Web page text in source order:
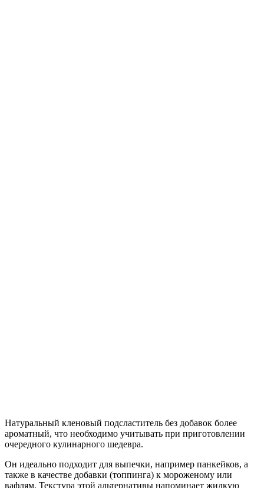
Натуральный кленовый подсластитель без добавок более
ароматный, что необходимо учитывать при приготовлении
очередного кулинарного шедевра.
Он идеально подходит для выпечки, например панкейков, а
также в качестве добавки (топпинга) к мороженому или
вафлям. Текстура этой альтернативы напоминает жидкую